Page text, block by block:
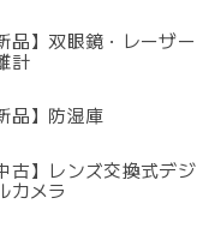
品】双眼鏡・レーザー
計
品】防湿庫
古】レンズ交換式デジ
カメラ